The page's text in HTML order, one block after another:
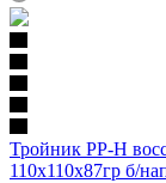
Тройник PP-H
110х110х87гр б/